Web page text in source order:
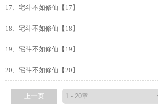
17、宅斗不如修仙【17】
18、宅斗不如修仙【18】
19、宅斗不如修仙【19】
20、宅斗不如修仙【20】
上一页